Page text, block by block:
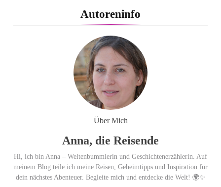
Studie sieht LCC zum siebten
Mal in Folge vorn
Cool down am Hintertuxer
Gletscher
Ägypten erleben mit Builder
Travel: sicher, persönlich und gut
begleitet
Autoreninfo
Über Mich
Anna, die Reisende
Hi, ich bin Anna – Weltenbummlerin und Geschichtenerzählerin. Auf
meinem Blog teile ich meine Reisen, Geheimtipps und Inspiration für
dein nächstes Abenteuer. Begleite mich und entdecke die Welt! 🌍✨